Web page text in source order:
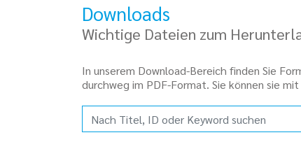
Downloads
Wichtige Dateien zum
In unserem Download-Bereich finden Sie
durchweg im PDF-Format. Sie können sie